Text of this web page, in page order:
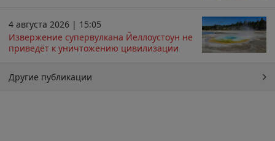
4 августа 2026 | 15:05
Извержение супервулкана Йеллоустоун не
приведёт к уничтожению цивилизации
Другие публикации